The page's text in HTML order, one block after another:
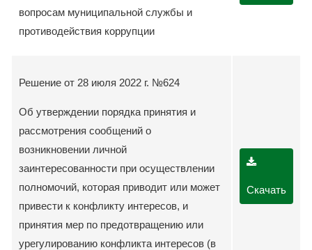
вопросам муниципальной службы и
противодействия коррупции
Решение от 28 июля 2022 г. №624
Об утверждении порядка принятия и
рассмотрения сообщений о
возникновении личной
заинтересованности при осуществлении
полномочий, которая приводит или может
привести к конфликту интересов, и
принятия мер по предотвращению или
урегулированию конфликта интересов (в
Скачать